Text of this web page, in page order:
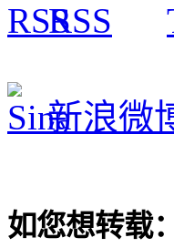
RSS
新浪微
如您想转载：